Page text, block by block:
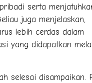
serta
juga menjelaskan,
lebih cerdas dalam
yang didapatkan
selesai disampaikan.